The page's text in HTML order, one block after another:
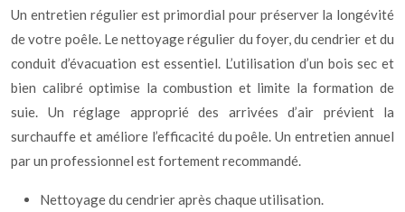
Un entretien régulier est primordial pour préserver la longévité
de votre poêle. Le nettoyage régulier du foyer, du cendrier et du
conduit d’évacuation est essentiel. L’utilisation d’un bois sec et
bien calibré optimise la combustion et limite la formation de
suie. Un réglage approprié des arrivées d’air prévient la
surchauffe et améliore l’efficacité du poêle. Un entretien annuel
par un professionnel est fortement recommandé.
Nettoyage du cendrier après chaque utilisation.